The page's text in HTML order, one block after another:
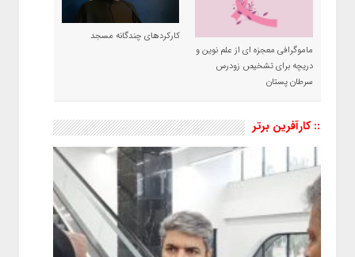
ماموگرافی معجزه ای از علم نوین و
دریچه برای تشخیص زودرس
سرطان پستان
کارکردهای چندگانه مسجد
:: کارآفرین برتر